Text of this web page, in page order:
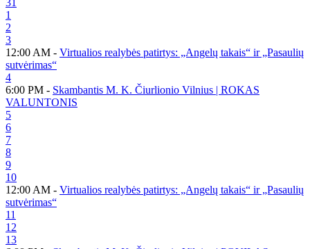
31
1
2
3
12:00 AM - Virtualios realybės patirtys: „Angelų takais“ ir „Pasaulių
sutvėrimas“
4
6:00 PM - Skambantis M. K. Čiurlionio Vilnius | ROKAS
VALUNTONIS
5
6
7
8
9
10
12:00 AM - Virtualios realybės patirtys: „Angelų takais“ ir „Pasaulių
sutvėrimas“
11
12
13